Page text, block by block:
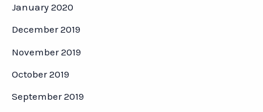
January 2020
December 2019
November 2019
October 2019
September 2019